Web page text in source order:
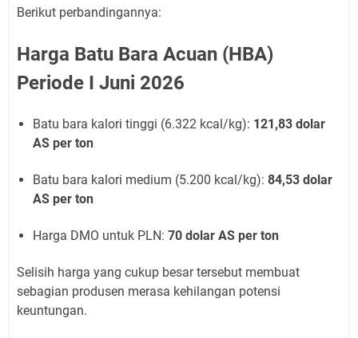
Berikut perbandingannya:
Harga Batu Bara Acuan (HBA)
Periode I Juni 2026
Batu bara kalori tinggi (6.322 kcal/kg): 121,83 dolar
AS per ton
Batu bara kalori medium (5.200 kcal/kg): 84,53 dolar
AS per ton
Harga DMO untuk PLN: 70 dolar AS per ton
Selisih harga yang cukup besar tersebut membuat
sebagian produsen merasa kehilangan potensi
keuntungan.